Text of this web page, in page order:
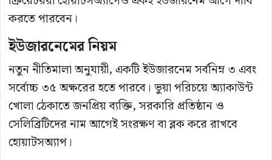
করতে পারবেন।
ইউজারনেমের নিয়ম
নতুন নীতিমালা অনুযায়ী, একটি ইউজারনেম সর্বনিম্ন ৩ এবং
সর্বোচ্চ ৩৫ অক্ষরের হতে পারবে। ভুয়া পরিচয়ে অ্যাকাউন্ট
খোলা ঠেকাতে জনপ্রিয় ব্যক্তি, সরকারি প্রতিষ্ঠান ও
সেলিব্রিটিদের নাম আগেই সংরক্ষণ বা ব্লক করে রাখবে
হোয়াটসঅ্যাপ।